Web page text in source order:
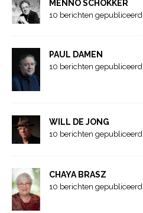
MENNO SCHOKKER
10 berichten gepubliceerd
PAUL DAMEN
10 berichten gepubliceerd
WILL DE JONG
10 berichten gepubliceerd
CHAYA BRASZ
10 berichten gepubliceerd